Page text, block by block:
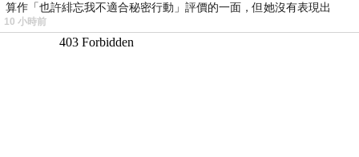
算作「也許緋忘我不適合秘密行動」評價的一面，但她沒有表現出
10 小時前